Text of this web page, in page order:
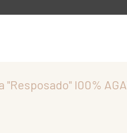
''Resposado'' I00%